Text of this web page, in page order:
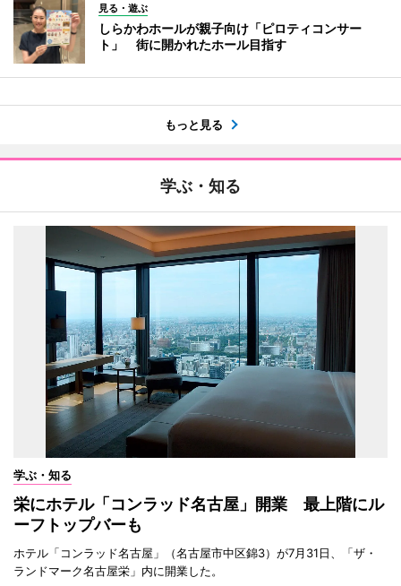
見る・遊ぶ
しらかわホールが親子向け「ピロティコンサー
ト」 街に開かれたホール目指す
もっと見る
学ぶ・知る
学ぶ・知る
栄にホテル「コンラッド名古屋」開業 最上階にル
ーフトップバーも
ホテル「コンラッド名古屋」（名古屋市中区錦3）が7月31日、「ザ・
ランドマーク名古屋栄」内に開業した。